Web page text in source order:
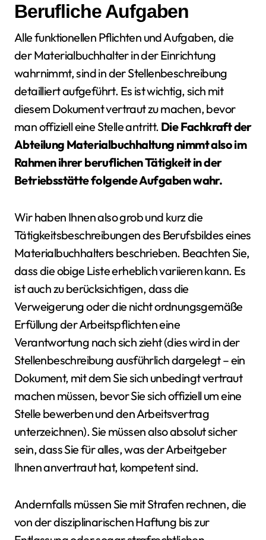
Berufliche Aufgaben
Alle funktionellen Pflichten und Aufgaben, die
der Materialbuchhalter in der Einrichtung
wahrnimmt, sind in der Stellenbeschreibung
detailliert aufgeführt. Es ist wichtig, sich mit
diesem Dokument vertraut zu machen, bevor
man offiziell eine Stelle antritt. Die Fachkraft der
Abteilung Materialbuchhaltung nimmt also im
Rahmen ihrer beruflichen Tätigkeit in der
Betriebsstätte folgende Aufgaben wahr.
Wir haben Ihnen also grob und kurz die
Tätigkeitsbeschreibungen des Berufsbildes eines
Materialbuchhalters beschrieben. Beachten Sie,
dass die obige Liste erheblich variieren kann. Es
ist auch zu berücksichtigen, dass die
Verweigerung oder die nicht ordnungsgemäße
Erfüllung der Arbeitspflichten eine
Verantwortung nach sich zieht (dies wird in der
Stellenbeschreibung ausführlich dargelegt – ein
Dokument, mit dem Sie sich unbedingt vertraut
machen müssen, bevor Sie sich offiziell um eine
Stelle bewerben und den Arbeitsvertrag
unterzeichnen). Sie müssen also absolut sicher
sein, dass Sie für alles, was der Arbeitgeber
Ihnen anvertraut hat, kompetent sind.
Andernfalls müssen Sie mit Strafen rechnen, die
von der disziplinarischen Haftung bis zur